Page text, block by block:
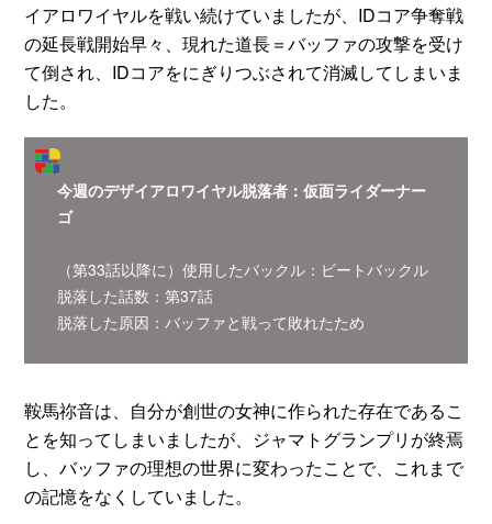
イアロワイヤルを戦い続けていましたが、IDコア争奪戦
の延長戦開始早々、現れた道長＝バッファの攻撃を受け
て倒され、IDコアをにぎりつぶされて消滅してしまいま
した。
今週のデザイアロワイヤル脱落者：仮面ライダーナー
ゴ
（第33話以降に）使用したバックル：ビートバックル
脱落した話数：第37話
脱落した原因：バッファと戦って敗れたため
鞍馬祢音は、自分が創世の女神に作られた存在であるこ
とを知ってしまいましたが、ジャマトグランプリが終焉
し、バッファの理想の世界に変わったことで、これまで
の記憶をなくしていました。